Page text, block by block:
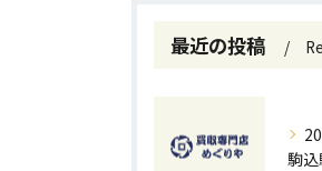
最近の投稿